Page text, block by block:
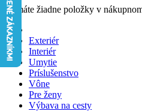
Nemáte žiadne položky v
Exteriér
Interiér
Umytie
Príslušenstvo
Vône
Pre ženy
Výbava na cesty